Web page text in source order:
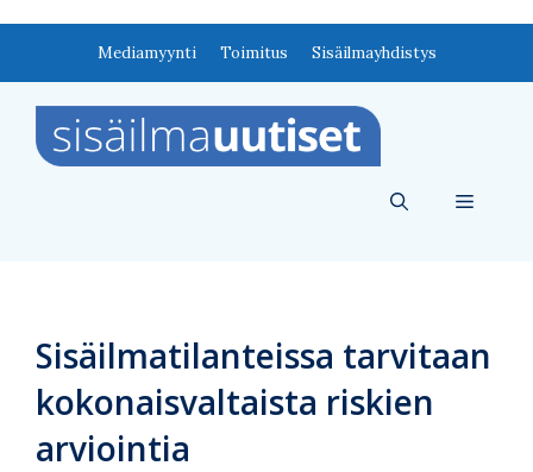
Mediamyynti Toimitus Sisäilmayhdistys
Valikko
Sisäilmatilanteissa tarvitaan
kokonaisvaltaista riskien
arviointia